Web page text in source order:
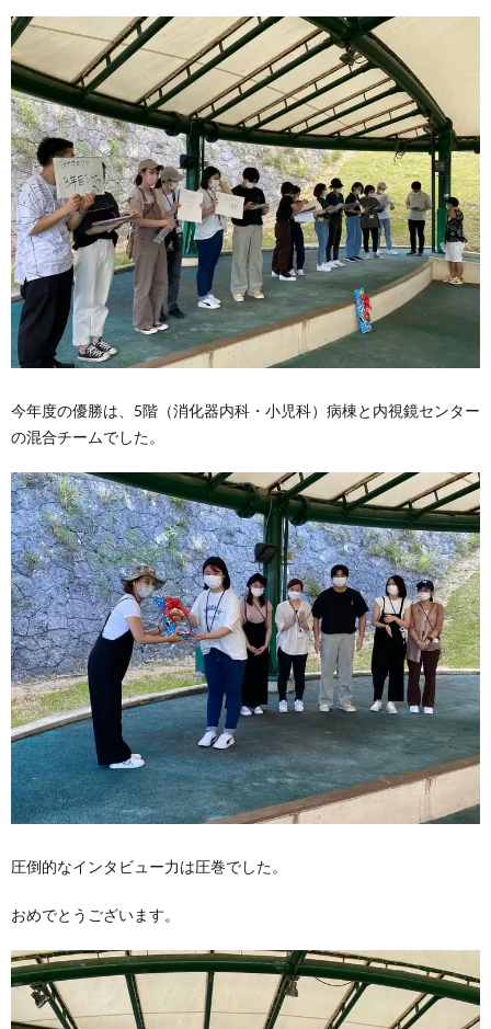
今年度の優勝は、5階（消化器内科・小児科）病棟と内視鏡センター
の混合チームでした。
圧倒的なインタビュー力は圧巻でした。
おめでとうございます。